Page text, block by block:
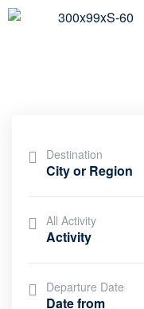
Destination
City or Region
All Activity
Activity
Departure Date